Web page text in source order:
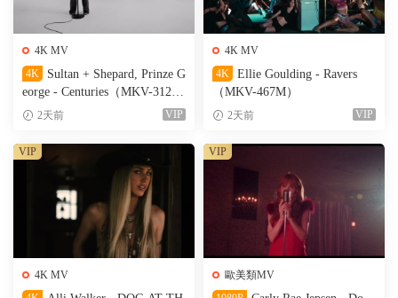
4K MV
4K
Sultan + Shepard, Prinze G
eorge - Centuries（MKV-312
M）2天前 VIP
4K MV
4K
Ellie Goulding - Ravers
（MKV-467M）
2天前 VIP
4K MV
VIP
歐美類MV
VIP